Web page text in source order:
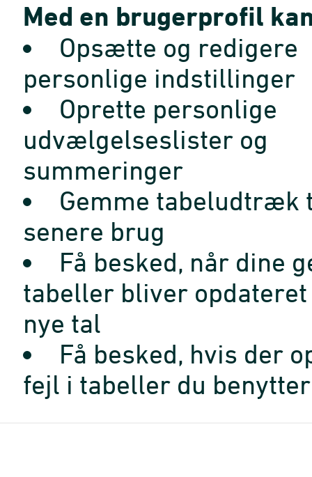
Med en brugerprofil
Opsætte og redigere
personlige indstillinger
Oprette personlige
udvælgelseslister og
summeringer
Gemme tabeludtræk
senere brug
Få besked, når dine
tabeller bliver opdateret
nye tal
Få besked, hvis der
fejl i tabeller du benytter